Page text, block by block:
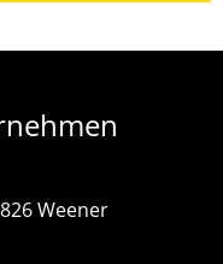
Weener